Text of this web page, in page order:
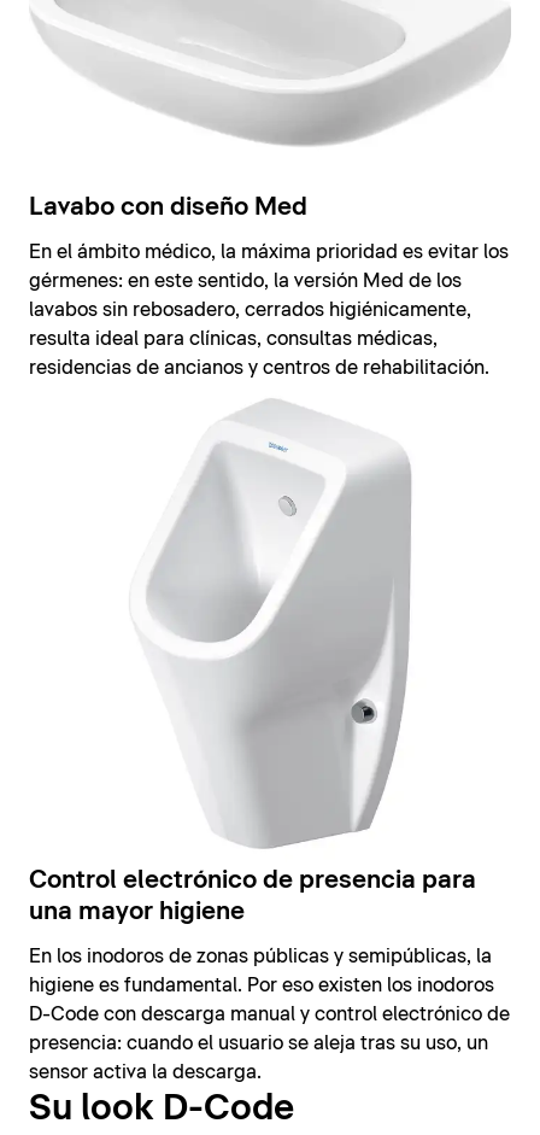
Lavabo con diseño Med
En el ámbito médico, la máxima prioridad es evitar los
gérmenes: en este sentido, la versión Med de los
lavabos sin rebosadero, cerrados higiénicamente,
resulta ideal para clínicas, consultas médicas,
residencias de ancianos y centros de rehabilitación.
Control electrónico de presencia para
una mayor higiene
En los inodoros de zonas públicas y semipúblicas, la
higiene es fundamental. Por eso existen los inodoros
D-Code con descarga manual y control electrónico de
presencia: cuando el usuario se aleja tras su uso, un
sensor activa la descarga.
Su look D-Code